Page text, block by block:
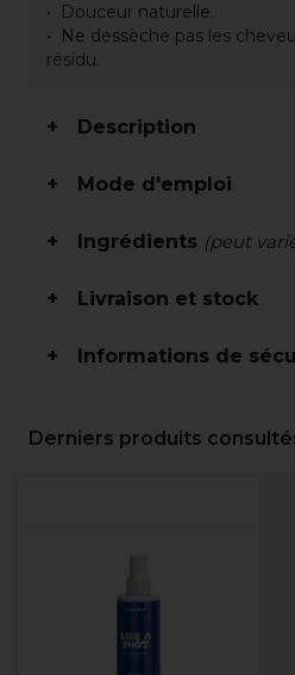
Douceur naturelle.
Ne dessèche pas les
résidu.
Description
Mode d'emploi
Ingrédients (peut
Livraison et stock
Informations de
Derniers produits